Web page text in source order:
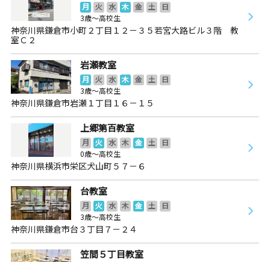
月 火 水 木 金 土
日
3歳～高校生
神奈川県鎌倉市小町２丁目１２－３５若宮大路ビル３階 教
室Ｃ２
岩瀬教室
月 火 水 木 金 土
日
3歳～高校生
神奈川県鎌倉市岩瀬１丁目１６－１５
上郷第百教室
月 火 水 木 金 土
日
0歳～高校生
神奈川県横浜市栄区犬山町５７－６
台教室
月 火 水 木 金 土
日
3歳～高校生
神奈川県鎌倉市台３丁目７－２４
笠間５丁目教室